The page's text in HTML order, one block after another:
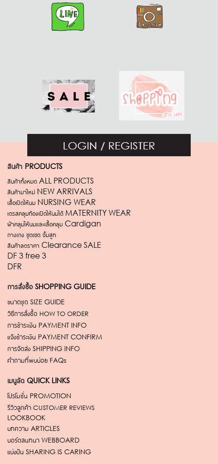
สินค้า PRODUCTS
สินค้าทั้งหมด ALL PRODUCTS
สินค้ามาใหม่ NEW ARRIVALS
เสื้อเปิดให้นม NURSING WEAR
เดรสคลุมท้องเปิดให้นมได้ MATERNITY WEAR
ผ้าคลุมให้นมและเสื้อคลุม Cardigan
กางเกง ชุดเซต จั้มสูท
สินค้าลดราคา Clearance SALE
DF 3 free 3
DFR
การสั่งซื้อ SHOPPING GUIDE
ขนาดชุด SIZE GUIDE
วิธีการสั่งซื้อ HOW TO ORDER
การชำระเงิน PAYMENT INFO
แจ้งชำระเงิน PAYMENT CONFIRM
การจัดส่ง SHIPPING INFO
คำถามที่พบบ่อย FAQs
เมนูลัด QUICK LINKS
โปรโมชั่น PROMOTION
รีวิวลูกค้า CUSTOMER REVIEWS
LOOKBOOK
บทความ ARTICLES
บอร์ดสนทนา WEBBOARD
แบ่งปัน SHARING IS CARING